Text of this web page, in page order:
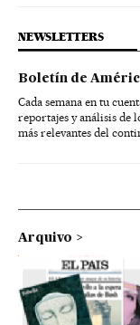
NEWSLETTERS
Boletín de
Cada semana en tu
reportajes y análisis de
más relevantes del
Arquivo